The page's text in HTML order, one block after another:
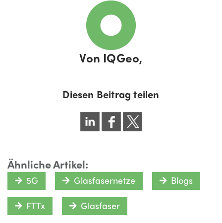
Von IQGeo,
Diesen Beitrag teilen
Ähnliche Artikel:
5G Glasfasernetze Blogs
FTTx Glasfaser